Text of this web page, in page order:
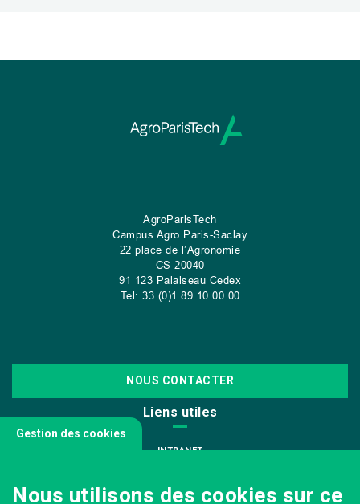
AgroParisTech
Campus Agro Paris-Saclay
22 place de l’Agronomie
CS 20040
91 123 Palaiseau Cedex
Tel: 33 (0)1 89 10 00 00
NOUS CONTACTER
Liens utiles
INTRANET
INFODOC
Gestion des cookies
Nous utilisons des cookies sur ce